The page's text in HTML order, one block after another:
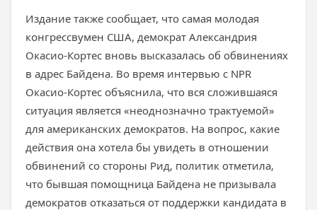
Издание также сообщает, что самая молодая
конгрессвумен США, демократ Александрия
Окасио-Кортес вновь высказалась об обвинениях
в адрес Байдена. Во время интервью с NPR
Окасио-Кортес объяснила, что вся сложившаяся
ситуация является «неоднозначно трактуемой»
для американских демократов. На вопрос, какие
действия она хотела бы увидеть в отношении
обвинений со стороны Рид, политик отметила,
что бывшая помощница Байдена не призывала
демократов отказаться от поддержки кандидата в